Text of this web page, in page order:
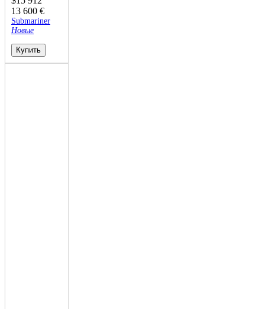
13 600 €
Submariner
Новые
Купить